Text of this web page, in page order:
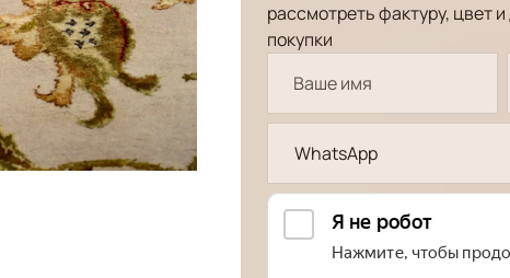
рассмотреть фактуру, цвет
покупки
WhatsApp